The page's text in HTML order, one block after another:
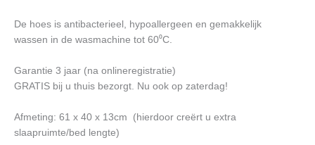
De hoes is antibacterieel, hypoallergeen en gemakkelijk
wassen in de wasmachine tot 60⁰C.
Garantie 3 jaar (na onlineregistratie)
GRATIS bij u thuis bezorgt. Nu ook op zaterdag!
Afmeting: 61 x 40 x 13cm (hierdoor creërt u extra
slaapruimte/bed lengte)